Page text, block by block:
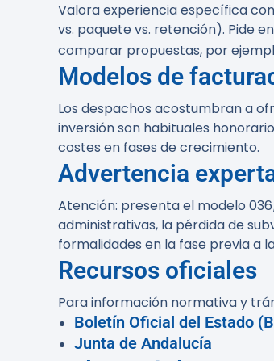
Valora experiencia específica
vs. paquete vs. retención). Pide
comparar propuestas, por
Modelos de
Los despachos acostumbran a
inversión son habituales
costes en fases de crecimiento.
Advertencia
Atención: presenta el modelo
administrativas, la pérdida de
formalidades en la fase previa a
Recursos oficiales
Para información normativa y
Boletín Oficial del Estado
Junta de Andalucía